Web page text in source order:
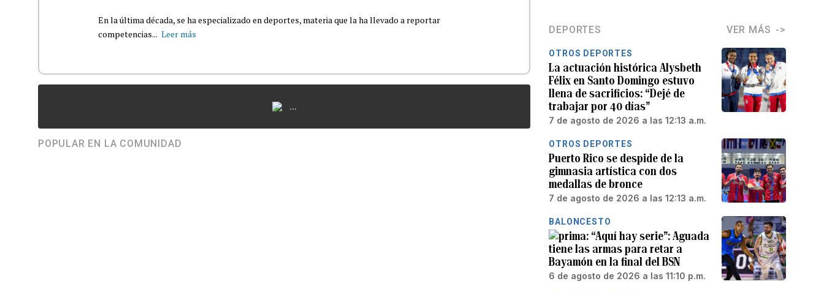
En la última década, se ha especializado en deportes, materia que la ha llevado a reportar
competencias... Leer más
...
POPULAR EN LA COMUNIDAD
DEPORTES VER MÁS
OTROS DEPORTES
La actuación histórica Alysbeth
Félix en Santo Domingo estuvo
llena de sacrificios: “Dejé de
trabajar por 40 días”
7 de agosto de 2026 a las 12:13 a.m.
OTROS DEPORTES
Puerto Rico se despide de la
gimnasia artística con dos
medallas de bronce
7 de agosto de 2026 a las 12:13 a.m.
BALONCESTO
“Aquí hay serie”: Aguada
tiene las armas para retar a
Bayamón en la final del BSN
6 de agosto de 2026 a las 11:10 p.m.